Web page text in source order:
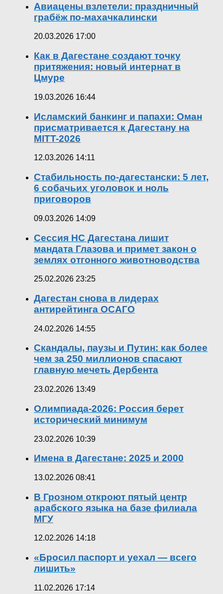
Авиацены взлетели: праздничный
грабёж по-махачкалински
20.03.2026 17:00
Как в Дагестане создают точку
притяжения: новый интернат в
Цмуре
19.03.2026 16:44
Исламский банкинг и папахи: Оман
присматривается к Дагестану на
MITT-2026
12.03.2026 14:11
Стабильность по-дагестански: 5 лет,
6 собачьих уголовок и ноль
приговоров
09.03.2026 14:09
Сессия НС Дагестана лишит
мандата Глазова и примет закон о
землях отгонного животноводства
25.02.2026 23:25
Дагестан снова в лидерах
антирейтинга ОСАГО
24.02.2026 14:55
Скандалы, паузы и Путин: как более
чем за 250 миллионов спасают
главную мечеть Дербента
23.02.2026 13:49
Олимпиада-2026: Россия берет
исторический минимум
23.02.2026 10:39
Имена в Дагестане: 2025 и 2000
13.02.2026 08:41
В Грозном откроют пятый центр
арабского языка на базе филиала
МГУ
12.02.2026 14:18
«Бросил паспорт и уехал — всего
лишить»
11.02.2026 17:14